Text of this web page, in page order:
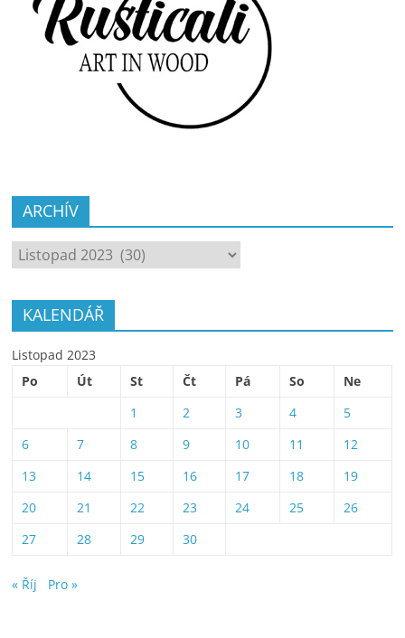
ARCHÍV
ARCHÍV
KALENDÁŘ
Listopad 2023
Po
Út St Čt Pá So
Ne
1
2 3 4
5
6
7 8 9 10 11
12
13
14 15 16 17 18
19
20
21 22 23 24 25
26
27
28 29 30
« Říj Pro »